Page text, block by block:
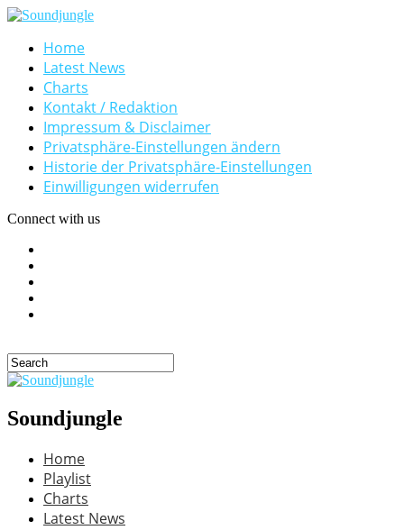
Home
Latest News
Charts
Kontakt / Redaktion
Impressum & Disclaimer
Privatsphäre-Einstellungen ändern
Historie der Privatsphäre-Einstellungen
Einwilligungen widerrufen
Connect with us
Soundjungle
Home
Playlist
Charts
Latest News